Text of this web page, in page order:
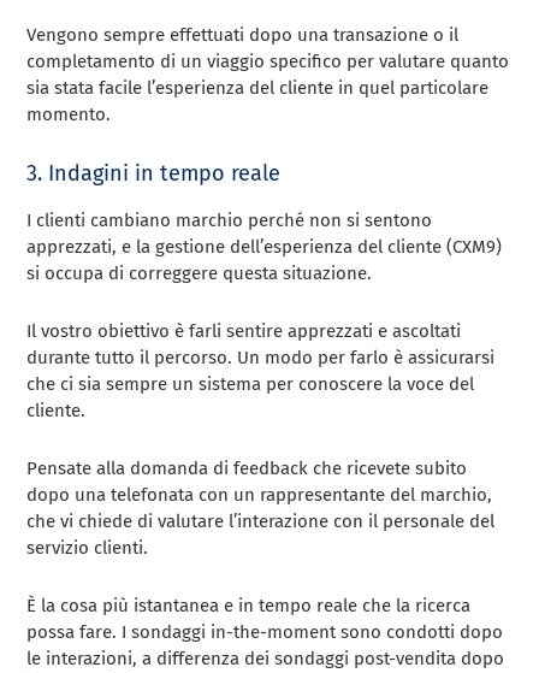
Vengono sempre effettuati dopo una transazione o il
completamento di un viaggio specifico per valutare quanto
sia stata facile l’esperienza del cliente in quel particolare
momento.
3. Indagini in tempo reale
I clienti cambiano marchio perché non si sentono
apprezzati, e la gestione dell’esperienza del cliente (CXM9)
si occupa di correggere questa situazione.
Il vostro obiettivo è farli sentire apprezzati e ascoltati
durante tutto il percorso. Un modo per farlo è assicurarsi
che ci sia sempre un sistema per conoscere la voce del
cliente.
Pensate alla domanda di feedback che ricevete subito
dopo una telefonata con un rappresentante del marchio,
che vi chiede di valutare l’interazione con il personale del
servizio clienti.
È la cosa più istantanea e in tempo reale che la ricerca
possa fare. I sondaggi in-the-moment sono condotti dopo
le interazioni, a differenza dei sondaggi post-vendita dopo